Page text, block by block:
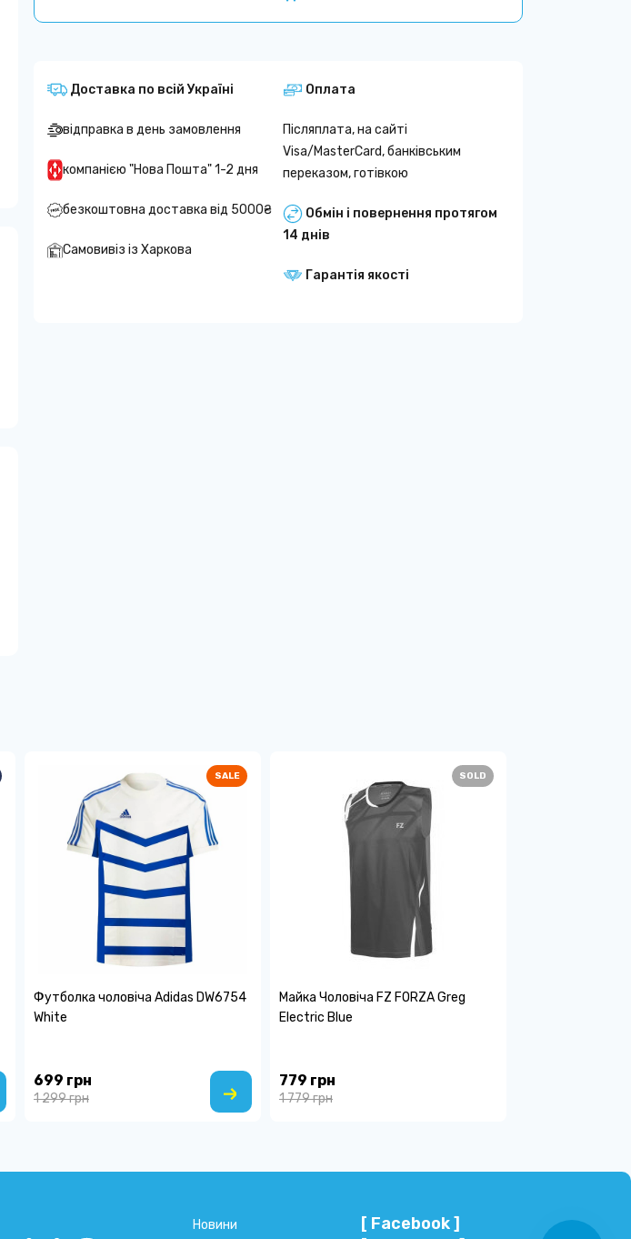
Доставка по всій Україні
відправка в день замовлення
компанією "Нова Пошта" 1-2 дня
безкоштовна доставка від 5000₴
Самовивіз із Харкова
Оплата
Післяплата, на сайті
Visa/MasterCard, банківським
переказом, готівкою
Обмін і повернення протягом
14 днів
Гарантія якості
SALE
Футболка чоловіча Adidas DW6754
White
699 грн
1 299 грн
SOLD
Майка Чоловіча FZ FORZA Greg
Electric Blue
779 грн
1 779 грн
Новини
[ Facebook ]